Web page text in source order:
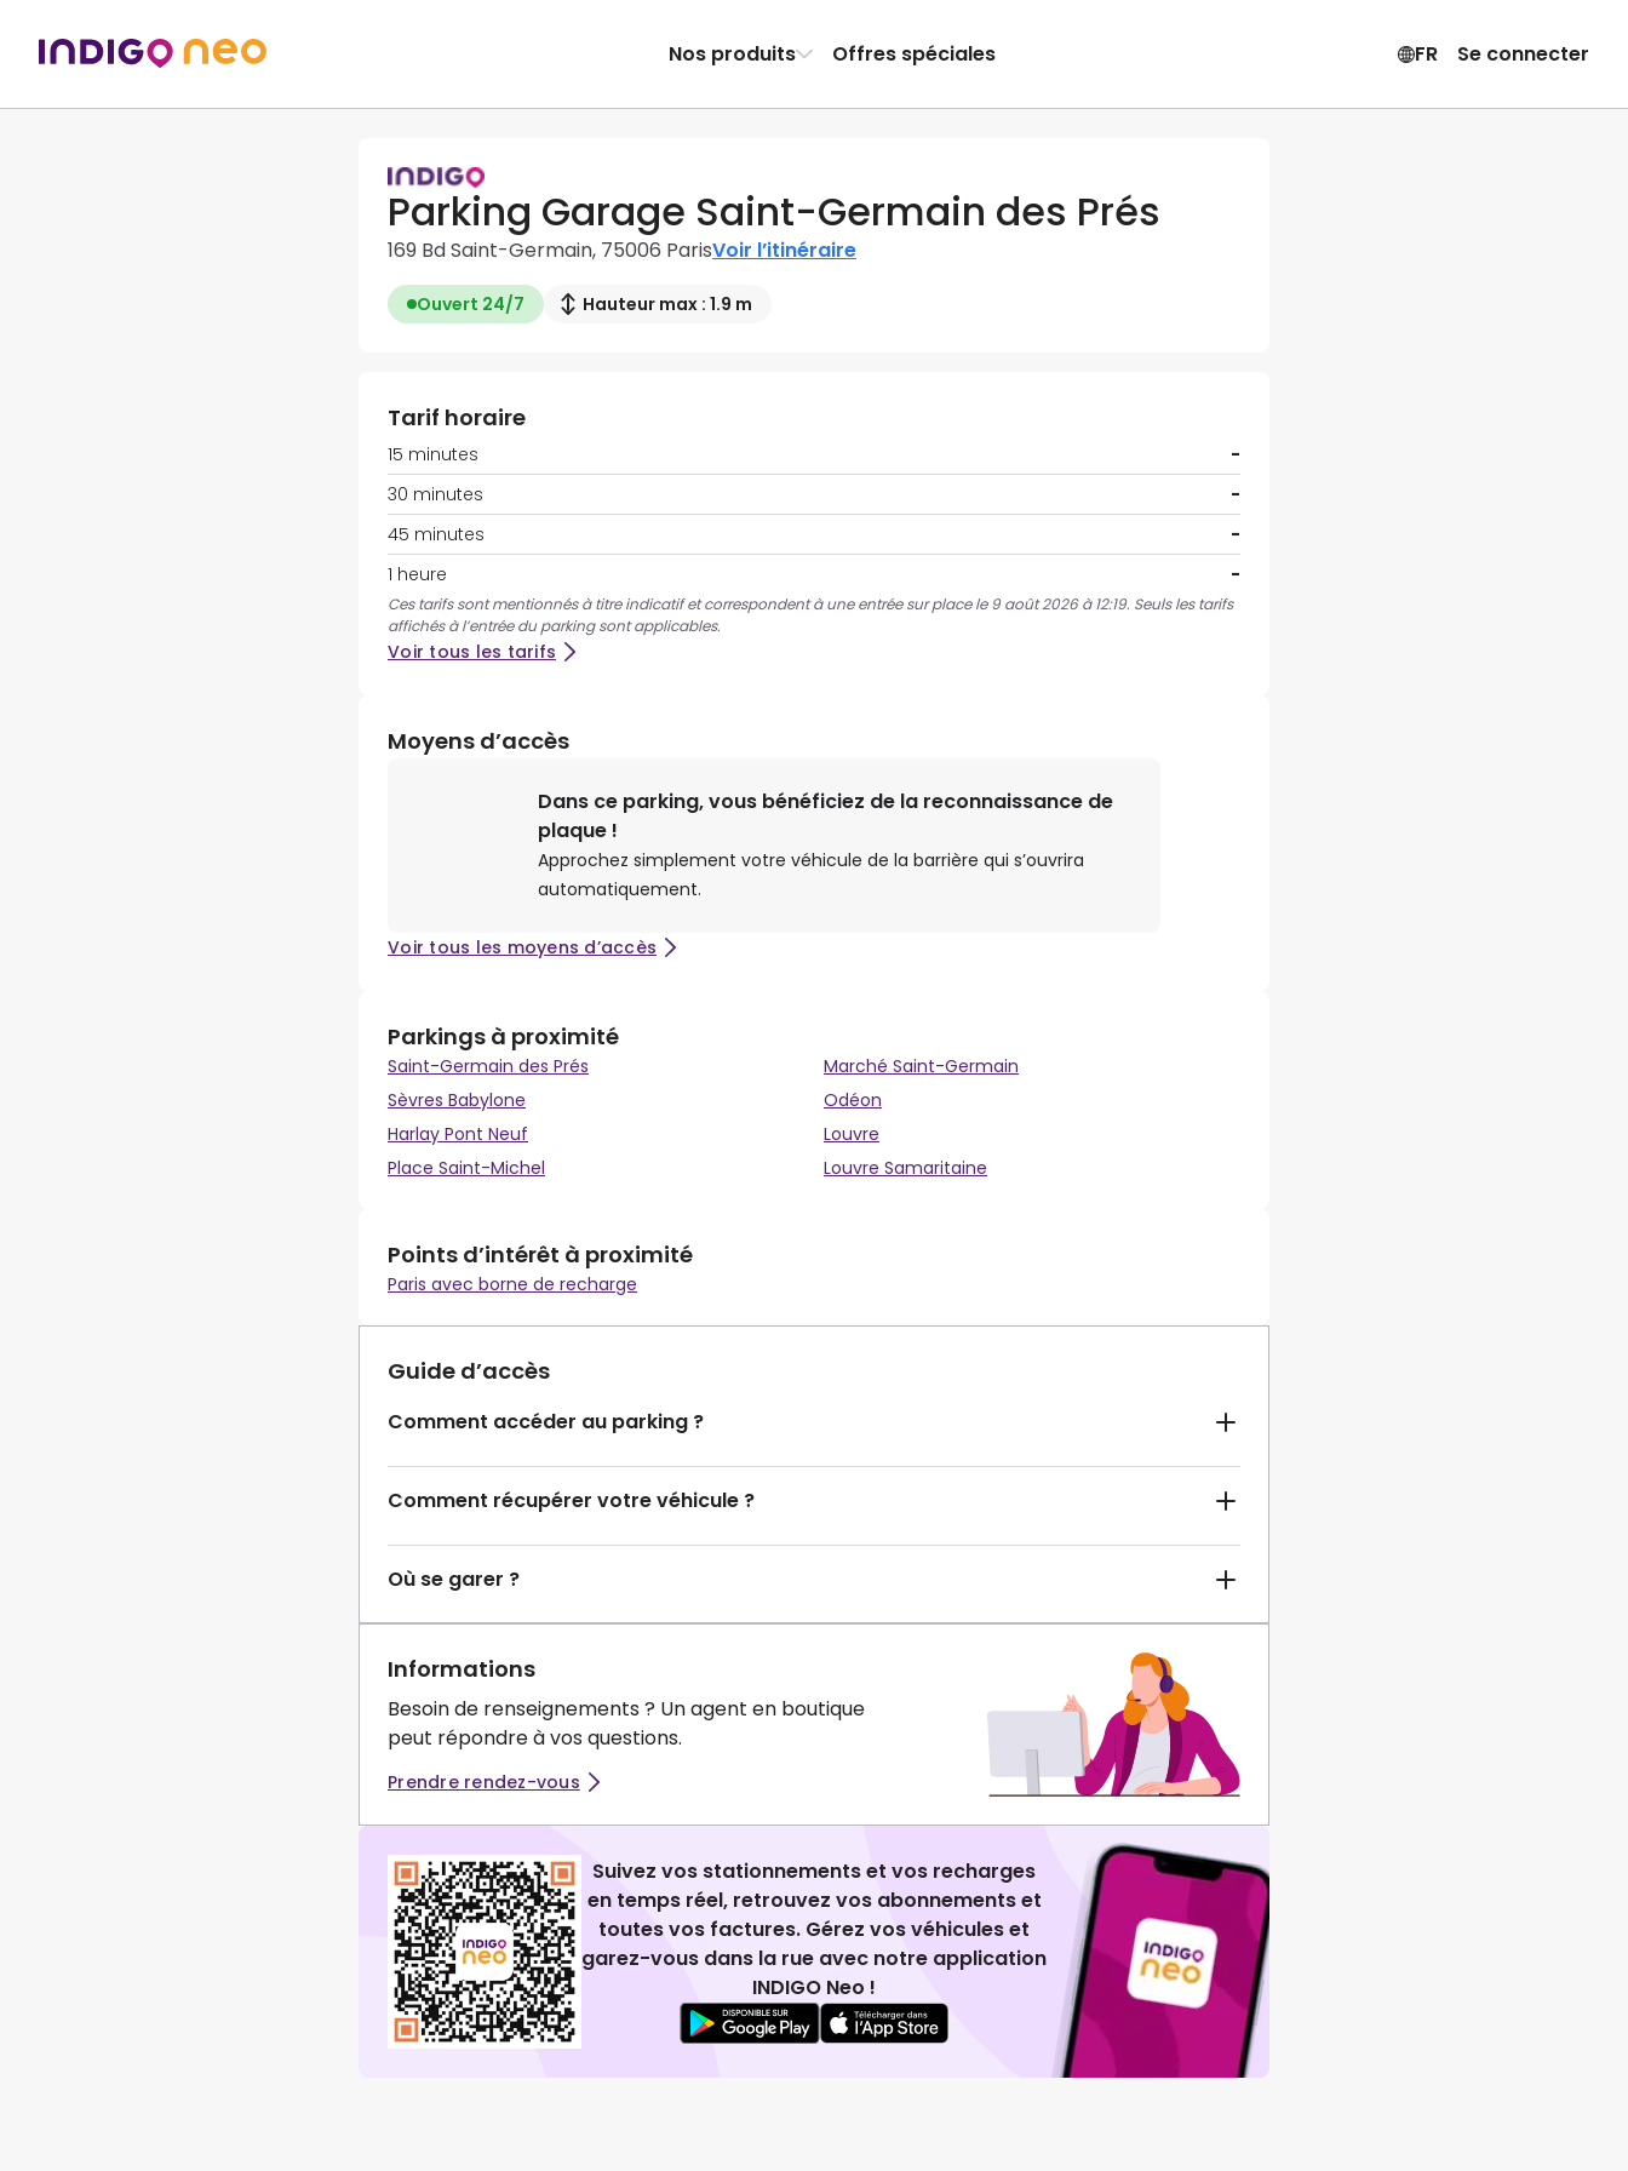
Nos produits Offres spéciales FR Se connecter
Parking Garage Saint-Germain des Prés
169 Bd Saint-Germain, 75006 ParisVoir l’itinéraire
Ouvert 24/7 Hauteur max : 1.9 m
Tarif horaire
15 minutes
-
30 minutes
-
45 minutes
-
1 heure
-
Ces tarifs sont mentionnés à titre indicatif et correspondent à une entrée sur place le 9 août 2026 à 12:19. Seuls les tarifs
affichés à l’entrée du parking sont applicables.
Voir tous les tarifs
Moyens d’accès
Dans ce parking, vous bénéficiez de la reconnaissance de
plaque !
Approchez simplement votre véhicule de la barrière qui s’ouvrira
automatiquement.
Voir tous les moyens d’accès
Parkings à proximité
Saint-Germain des Prés
Marché Saint-Germain
Sèvres Babylone
Odéon
Harlay Pont Neuf
Louvre
Place Saint-Michel
Louvre Samaritaine
Points d’intérêt à proximité
Paris avec borne de recharge
Guide d’accès
Comment accéder au parking ?
Comment récupérer votre véhicule ?
Où se garer ?
Informations
Besoin de renseignements ? Un agent en boutique
peut répondre à vos questions.
Prendre rendez-vous
Suivez vos stationnements et vos recharges
en temps réel, retrouvez vos abonnements et
toutes vos factures. Gérez vos véhicules et
garez-vous dans la rue avec notre application
INDIGO Neo !